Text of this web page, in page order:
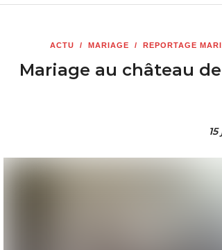
ACTU /MARIAGE /REPORTAGE
Mariage au château